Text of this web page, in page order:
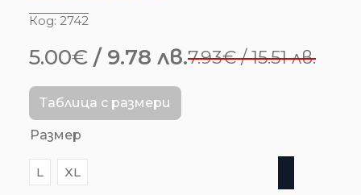
Код: 2742
7.93€/ 15.51 лв.
Original
price
was:
7.93€
5.00€ / 9.78 лв.
Текущата
цена
е:
5.00€
Таблица с размери
Размер
L XL